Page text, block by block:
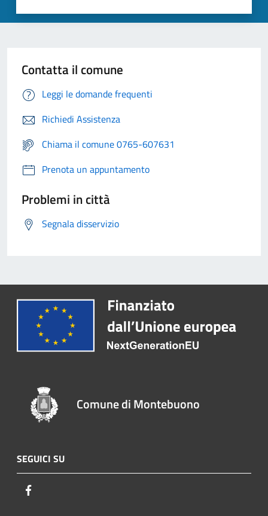
Contatta il comune
Leggi le domande frequenti
Richiedi Assistenza
Chiama il comune 0765-607631
Prenota un appuntamento
Problemi in città
Segnala disservizio
Comune di Montebuono
SEGUICI SU